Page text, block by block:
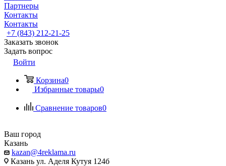
Партнеры
Контакты
Контакты
+7 (843) 212-21-25
Заказать звонок
Задать вопрос
Войти
Корзина0
Избранные товары0
Сравнение товаров0
Ваш город
Казань
kazan@4reklama.ru
Казань ул. Аделя Кутуя 124б